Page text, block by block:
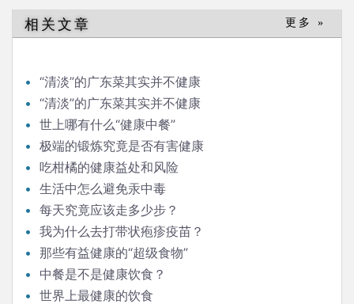
导
航
相关文章 更多 »
“清淡”的广东菜其实并不健康
“清淡”的广东菜其实并不健康
世上哪有什么“健康中餐”
极端的锻炼究竟是否有害健康
吃柑橘的健康益处和风险
生活中怎么避免汞中毒
每天究竟应该走多少步？
我为什么去打带状疱疹疫苗？
那些有益健康的“超级食物”
中餐是不是健康饮食？
世界上最健康的饮食